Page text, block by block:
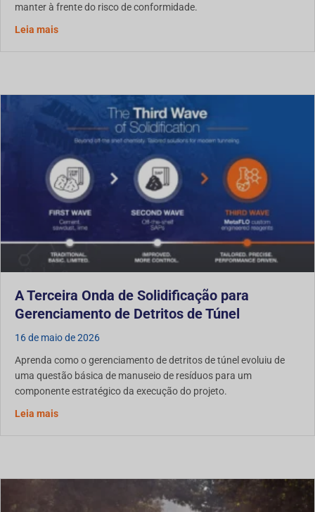
manter à frente do risco de conformidade.
Leia maisDescarte de Resíduos de HDD na América do Norte: A
A Terceira Onda de Solidificação para
Gerenciamento de Detritos de Túnel
16 de maio de 2026
Aprenda como o gerenciamento de detritos de túnel evoluiu de
uma questão básica de manuseio de resíduos para um
componente estratégico da execução do projeto.
Leia maisSobre a Terceira Onda de Solidificação para